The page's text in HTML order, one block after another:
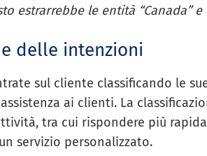
estrarrebbe le entità “Canada” e
delle intenzioni
sul cliente classificando le
ai clienti. La
tra cui rispondere più
servizio personalizzato.